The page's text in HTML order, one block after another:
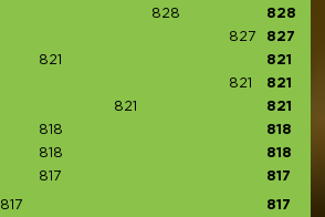
828
828
827
827
821
821
821
821
821
821
818
818
818
818
817 817
817 817